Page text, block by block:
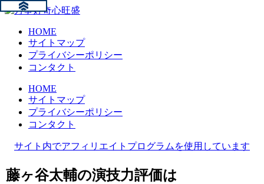
HOME
サイトマップ
プライバシーポリシー
コンタクト
HOME
サイトマップ
プライバシーポリシー
コンタクト
サイト内でアフィリエイトプログラムを使用しています
藤ヶ谷太輔の演技力評価は